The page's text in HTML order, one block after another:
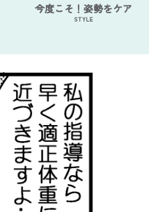
今度こそ！姿勢をケア
STYLE